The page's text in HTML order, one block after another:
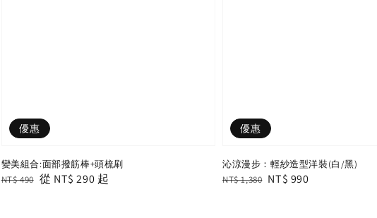
優惠
變美組合:面部撥筋棒+頭梳刷
Regular
NT$ 490 Sale
從 NT$ 290 起
優惠
沁涼漫步：輕紗造型洋裝(白/黑)
Regular
NT$ 1,380 Sale
NT$ 990